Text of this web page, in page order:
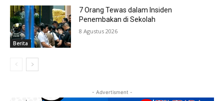
Berita
7 Orang Tewas dalam Insiden
Penembakan di Sekolah
8 Agustus 2026
- Advertisment -